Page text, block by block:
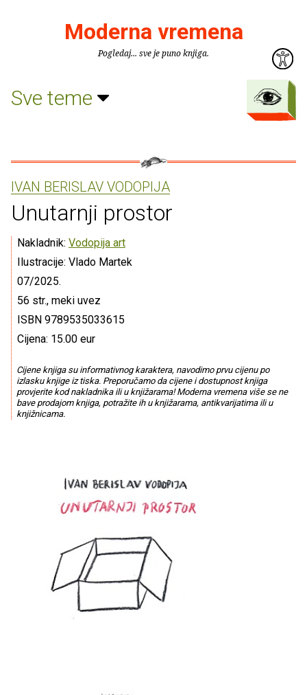
Moderna vremena
Pogledaj... sve je puno knjiga.
Sve teme
IVAN BERISLAV VODOPIJA
Unutarnji prostor
Nakladnik: Vodopija art
Ilustracije: Vlado Martek
07/2025.
56 str., meki uvez
ISBN 9789535033615
Cijena: 15.00 eur
Cijene knjiga su informativnog karaktera, navodimo prvu cijenu po
izlasku knjige iz tiska. Preporučamo da cijene i dostupnost knjiga
provjerite kod nakladnika ili u knjižarama! Moderna vremena više se ne
bave prodajom knjiga, potražite ih u knjižarama, antikvarijatima ili u
knjižnicama.